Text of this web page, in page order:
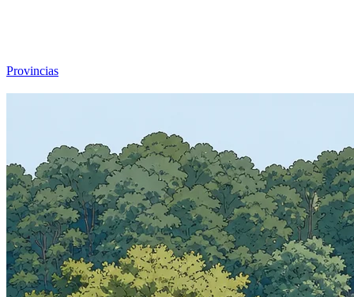
Provincias